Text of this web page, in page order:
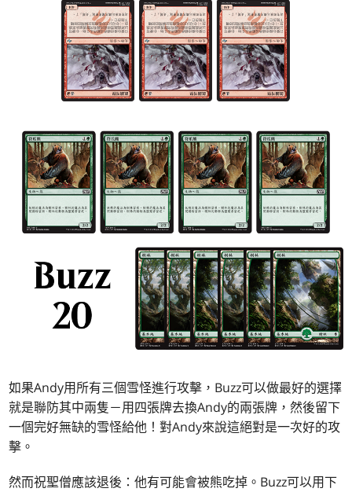
如果Andy用所有三個雪怪進行攻擊，Buzz可以做最好的選擇
就是聯防其中兩隻－用四張牌去換Andy的兩張牌，然後留下
一個完好無缺的雪怪給他！對Andy來說這絕對是一次好的攻
擊。
然而祝聖僧應該退後：他有可能會被熊吃掉。Buzz可以用下